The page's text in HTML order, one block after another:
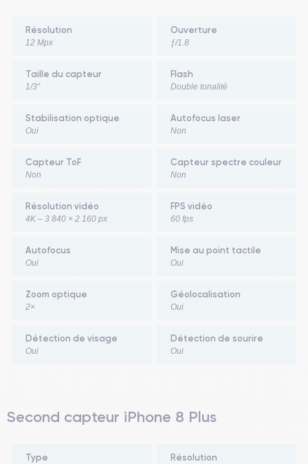
Résolution
12 Mpx
Ouverture
ƒ/1.8
Taille du capteur
1/3″
Flash
Double tonalité
Stabilisation optique
Oui
Autofocus laser
Non
Capteur ToF
Non
Capteur spectre couleur
Non
Résolution vidéo
4K – 3 840 × 2 160 px
FPS vidéo
60 fps
Autofocus
Oui
Mise au point tactile
Oui
Zoom optique
2×
Géolocalisation
Oui
Détection de visage
Oui
Détection de sourire
Oui
Second capteur iPhone 8 Plus
Type Résolution